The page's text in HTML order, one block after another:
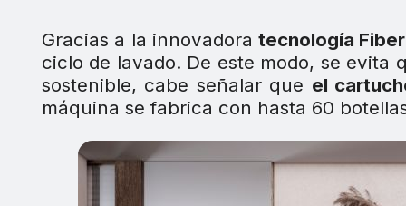
Gracias a la innovadora tecnología
ciclo de lavado. De este modo, se evita
sostenible, cabe señalar que el
máquina se fabrica con hasta 60